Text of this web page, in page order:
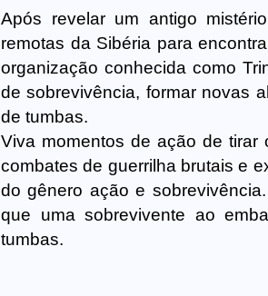
Após revelar um antigo
remotas da Sibéria para
organização conhecida como
de sobrevivência, formar novas
de tumbas.
Viva momentos de ação de tirar
combates de guerrilha brutais e
do gênero ação e
que uma sobrevivente ao
tumbas.